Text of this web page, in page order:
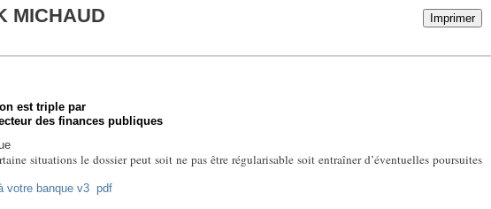
Imprimer
MICHAUD
est triple par
des finances publiques
situations le dossier peut soit ne pas être régularisable soit entraîner d’éventuelles poursuites
votre banque v3 pdf